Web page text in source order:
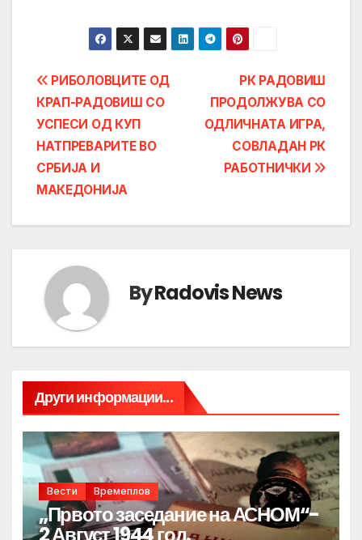
Post
navigation
РК РАДОВИШ
ПРОДОЛЖУВА СО
ОДЛИЧНАТА ИГРА,
СОВЛАДАН РК
РАБОТНИЧКИ
РИБОЛОВЦИТЕ ОД
КРАП-РАДОВИШ СО
УСПЕСИ ОД КУП
НАТПРЕВАРИТЕ ВО
СРБИЈА И
МАКЕДОНИЈА
ByRadovis News
Други информации...
Вести Времеплов
„Првото заседание на АСНОМ“-